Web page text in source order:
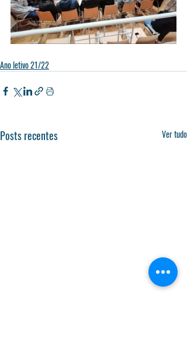
Ano letivo 21/22
Posts recentes Ver tudo